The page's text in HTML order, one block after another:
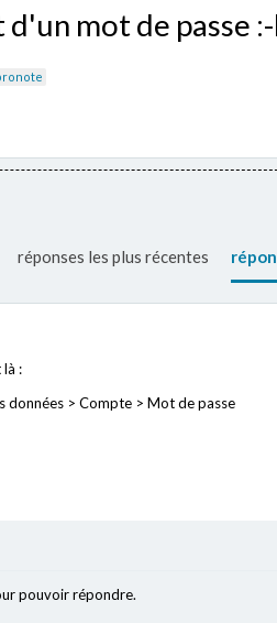
mot de passe
réponses les plus récentes
là :
données > Compte > Mot de passe
pouvoir répondre.